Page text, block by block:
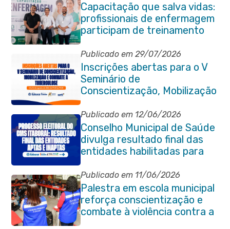
Capacitação que salva vidas:
profissionais de enfermagem
participam de treinamento
em primeiros socorros em
Itaboraí
Publicado em 29/07/2026
Inscrições abertas para o V
Seminário de
Conscientização, Mobilização
e Combate à Tuberculose em
Itaboraí
Publicado em 12/06/2026
Conselho Municipal de Saúde
divulga resultado final das
entidades habilitadas para
eleição do quadriênio 2026-
2030
Publicado em 11/06/2026
Palestra em escola municipal
reforça conscientização e
combate à violência contra a
pessoa idosa em Itaboraí